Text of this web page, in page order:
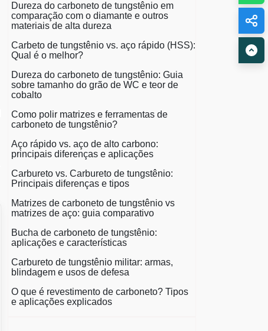
Dureza do carboneto de tungstênio em
comparação com o diamante e outros
materiais de alta dureza
Carbeto de tungstênio vs. aço rápido (HSS):
Qual é o melhor?
Dureza do carboneto de tungstênio: Guia
sobre tamanho do grão de WC e teor de
cobalto
Como polir matrizes e ferramentas de
carboneto de tungstênio?
Aço rápido vs. aço de alto carbono:
principais diferenças e aplicações
Carbureto vs. Carbureto de tungstênio:
Principais diferenças e tipos
Matrizes de carboneto de tungstênio vs
matrizes de aço: guia comparativo
Bucha de carboneto de tungstênio:
aplicações e características
Carbureto de tungstênio militar: armas,
blindagem e usos de defesa
O que é revestimento de carboneto? Tipos
e aplicações explicados